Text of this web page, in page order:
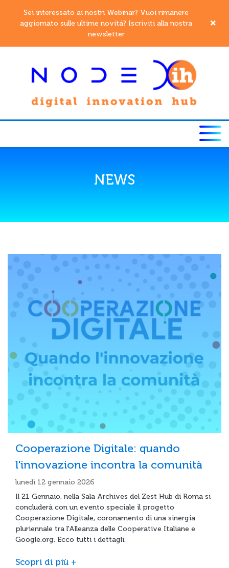
Sei interessato ai nostri Webinar? Vuoi rimanere
aggiornato sulle ultime novitá? Iscriviti alla nostra
newsletter
NEWS
Cooperazione Digitale: quando
l'innovazione incontra la comunità
lunedì 12 gennaio 2026
Il 21 Gennaio, nella Sala Archives del Zest Hub di Roma si
concluderà con un evento speciale il progetto
Cooperazione Digitale, coronamento di una sinergia
pluriennale tra l'Alleanza delle Cooperative Italiane e
Google.org. Ecco tutti i dettagli.
Scopri di più +